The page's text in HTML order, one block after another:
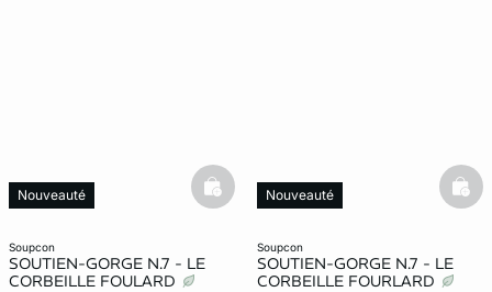
soupcon
SOUTIEN-GORGE N.7 - LE
CORBEILLE FOULARD
Nouveauté basketfull
soupcon
SOUTIEN-GORGE N.7 - LE
CORBEILLE FOURLARD
Nouveauté